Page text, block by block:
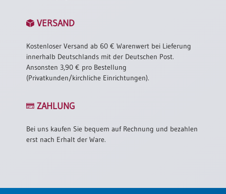
VERSAND
Kostenloser Versand ab 60 € Warenwert bei Lieferung
innerhalb Deutschlands mit der Deutschen Post.
Ansonsten 3,90 € pro Bestellung
(Privatkunden/kirchliche Einrichtungen).
ZAHLUNG
Bei uns kaufen Sie bequem auf Rechnung und bezahlen
erst nach Erhalt der Ware.